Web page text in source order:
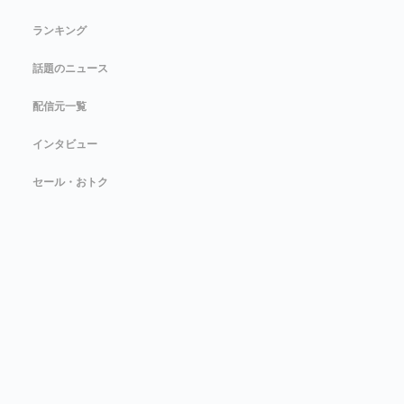
ランキング
話題のニュース
配信元一覧
インタビュー
セール・おトク